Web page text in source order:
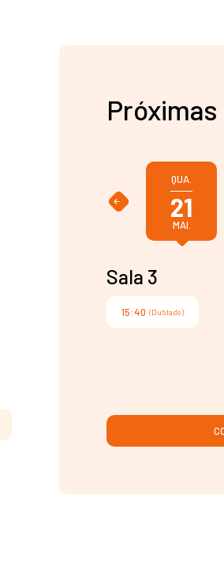
QUA.
21
MAI.
Sala 3
15:40 (Dublado)